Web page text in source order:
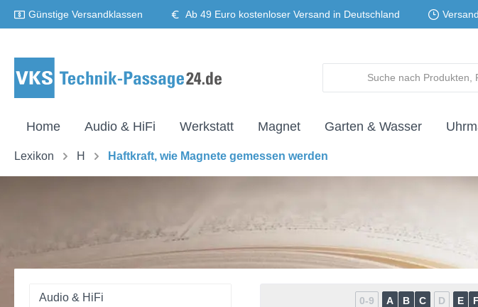
Günstige Versandklassen Ab 49 Euro kostenloser Versand in Deutschland
Home Audio & HiFi Werkstatt Magnet Garten & Wasser
Lexikon H Haftkraft, wie Magnete gemessen werden
Audio & HiFi 0-9 A B C D E F